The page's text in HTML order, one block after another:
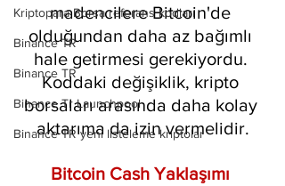
Kriptopara Borsa referans kodları
Binance TR
Binance TR
Binance Tr Launchpool
Binance TR yeni listeleme kriptolar
madencilere Bitcoin'de
olduğundan daha az bağımlı
hale getirmesi gerekiyordu.
Koddaki değişiklik, kripto
borsaları arasında daha kolay
aktarıma da izin vermelidir.
Bitcoin Cash Yaklaşımı